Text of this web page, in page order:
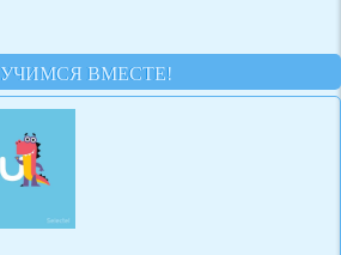
УЧИМСЯ ВМЕСТЕ!